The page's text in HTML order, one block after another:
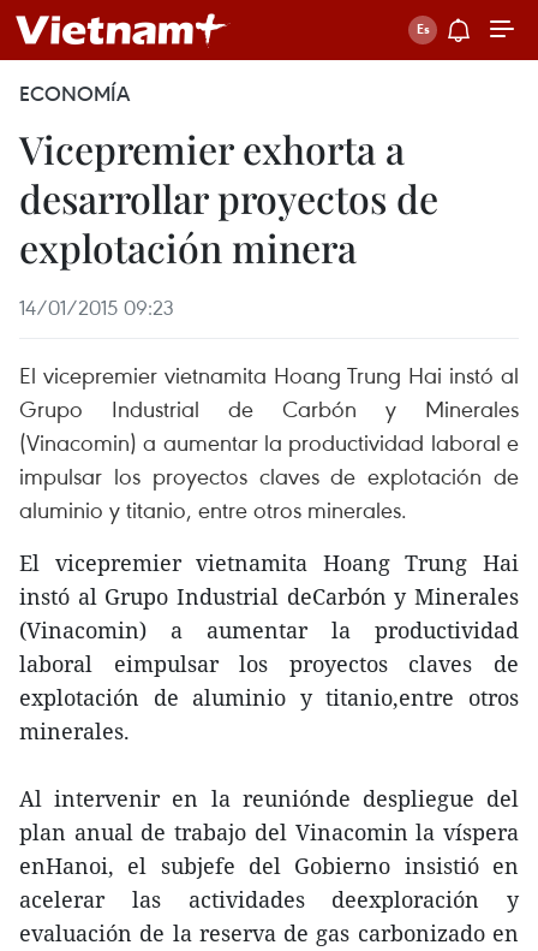
ECONOMÍA
Vicepremier exhorta a
desarrollar proyectos de
explotación minera
14/01/2015 09:23
El vicepremier vietnamita Hoang Trung Hai instó al
Grupo Industrial de Carbón y Minerales
(Vinacomin) a aumentar la productividad laboral e
impulsar los proyectos claves de explotación de
aluminio y titanio, entre otros minerales.
El vicepremier vietnamita Hoang Trung Hai
instó al Grupo Industrial deCarbón y Minerales
(Vinacomin) a aumentar la productividad
laboral eimpulsar los proyectos claves de
explotación de aluminio y titanio,entre otros
minerales.
Al intervenir en la reuniónde despliegue del
plan anual de trabajo del Vinacomin la víspera
enHanoi, el subjefe del Gobierno insistió en
acelerar las actividades deexploración y
evaluación de la reserva de gas carbonizado en